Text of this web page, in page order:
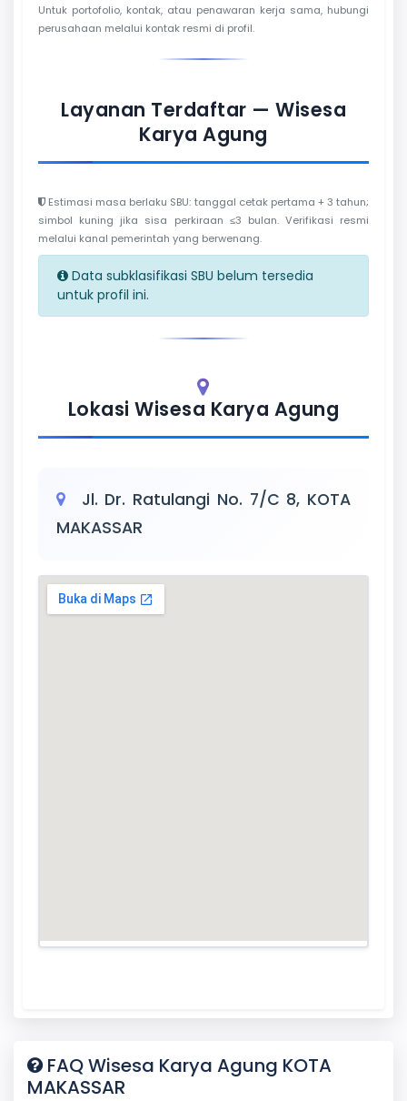
Untuk portofolio, kontak, atau penawaran kerja sama, hubungi
perusahaan melalui kontak resmi di profil.
Layanan Terdaftar — Wisesa
Karya Agung
Estimasi masa berlaku SBU: tanggal cetak pertama + 3 tahun;
simbol kuning jika sisa perkiraan ≤3 bulan. Verifikasi resmi
melalui kanal pemerintah yang berwenang.
Data subklasifikasi SBU belum tersedia
untuk profil ini.
Lokasi Wisesa Karya Agung
Jl. Dr. Ratulangi No. 7/C 8, KOTA
MAKASSAR
FAQ Wisesa Karya Agung KOTA
MAKASSAR